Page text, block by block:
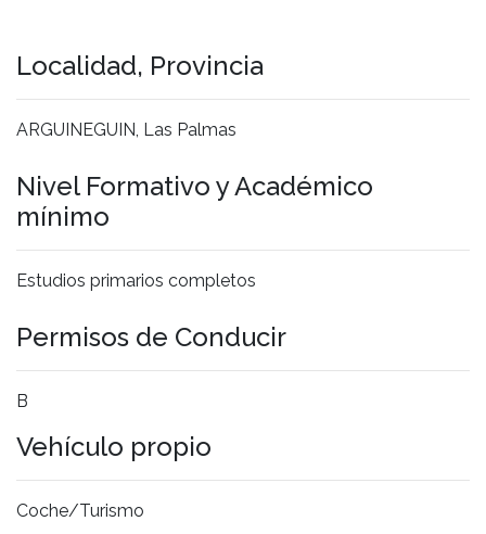
Localidad, Provincia
ARGUINEGUIN, Las Palmas
Nivel Formativo y Académico
mínimo
Estudios primarios completos
Permisos de Conducir
B
Vehículo propio
Coche/Turismo